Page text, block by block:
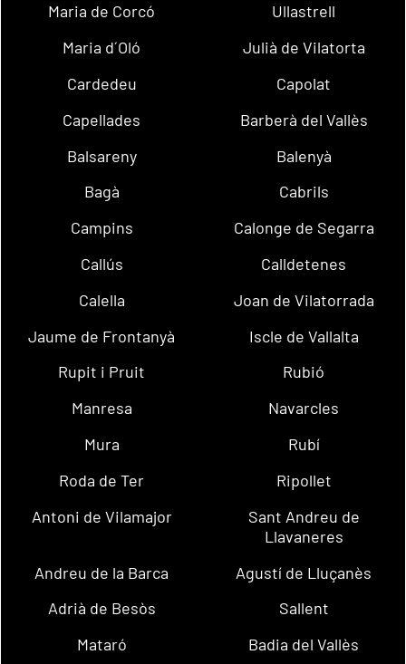
Maria de Corcó
Ullastrell
Maria d´Oló
Julià de Vilatorta
Cardedeu
Capolat
Capellades
Barberà del Vallès
Balsareny
Balenyà
Bagà
Cabrils
Campins
Calonge de Segarra
Callús
Calldetenes
Calella
Joan de Vilatorrada
Jaume de Frontanyà
Iscle de Vallalta
Rupit i Pruit
Rubió
Manresa
Navarcles
Mura
Rubí
Roda de Ter
Ripollet
Antoni de Vilamajor
Sant Andreu de
Llavaneres
Andreu de la Barca
Agustí de Lluçanès
Adrià de Besòs
Sallent
Mataró
Badia del Vallès